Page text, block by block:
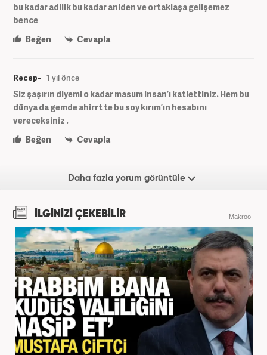
bu kadar adilik bu kadar aniden ve ortaklaşa gelişemez
bence
Beğen
Cevapla
Recep- 1 yıl önce
Siz şaşırın diyemi o kadar masum insan’ı katlettiniz. Hem bu
dünya da gemde ahirrt te bu soy kırım’ın hesabını
vereceksiniz .
Beğen
Cevapla
Daha fazla yorum görüntüle
İLGİNİZİ ÇEKEBİLİR Makroo